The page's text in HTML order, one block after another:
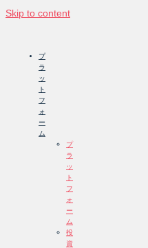
Skip to content
プ
ラ
ッ
ト
フ
ォ
ー
ム
プ
ラ
ッ
ト
フ
ォ
ー
ム
投
資